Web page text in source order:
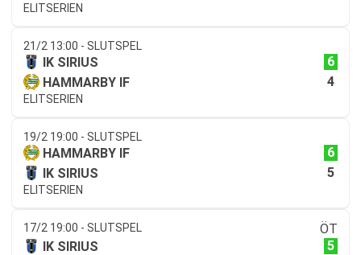
ELITSERIEN
21/2 13:00 - SLUTSPEL
IK SIRIUS
6
HAMMARBY IF
4
ELITSERIEN
19/2 19:00 - SLUTSPEL
HAMMARBY IF
6
IK SIRIUS
5
ELITSERIEN
17/2 19:00 - SLUTSPEL
ÖT
IK SIRIUS
5